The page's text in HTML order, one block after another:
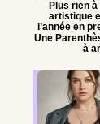
Plus rien
artistique
l’année en
Une
à